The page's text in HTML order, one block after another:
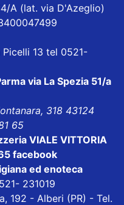
A (lat. via D'Azeglio)
Picelli 13 tel 0521-
via La Spezia 51/a
318 43124
65
VIALE VITTORIA
facebook
ed enoteca
231019
192 - Alberi (PR) - Tel.